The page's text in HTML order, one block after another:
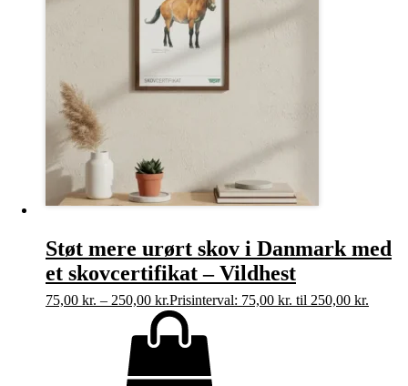
Støt mere urørt skov i Danmark med
et skovcertifikat – Vildhest
75,00 kr. – 250,00 kr.Prisinterval: 75,00 kr. til 250,00 kr.